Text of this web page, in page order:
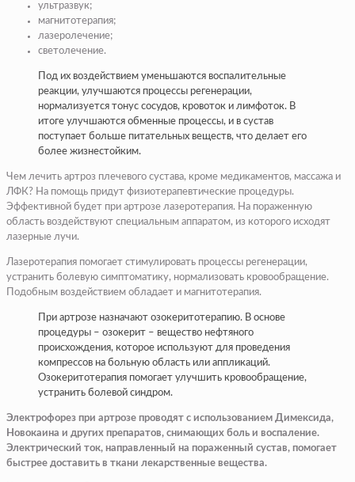
ультразвук;
магнитотерапия;
лазеролечение;
светолечение.
Под их воздействием уменьшаются воспалительные
реакции, улучшаются процессы регенерации,
нормализуется тонус сосудов, кровоток и лимфоток. В
итоге улучшаются обменные процессы, и в сустав
поступает больше питательных веществ, что делает его
более жизнестойким.
Чем лечить артроз плечевого сустава, кроме медикаментов, массажа и
ЛФК? На помощь придут физиотерапевтические процедуры.
Эффективной будет при артрозе лазеротерапия. На пораженную
область воздействуют специальным аппаратом, из которого исходят
лазерные лучи.
Лазеротерапия помогает стимулировать процессы регенерации,
устранить болевую симптоматику, нормализовать кровообращение.
Подобным воздействием обладает и магнитотерапия.
При артрозе назначают озокеритотерапию. В основе
процедуры – озокерит – вещество нефтяного
происхождения, которое используют для проведения
компрессов на больную область или аппликаций.
Озокеритотерапия помогает улучшить кровообращение,
устранить болевой синдром.
Электрофорез при артрозе проводят с использованием Димексида,
Новокаина и других препаратов, снимающих боль и воспаление.
Электрический ток, направленный на пораженный сустав, помогает
быстрее доставить в ткани лекарственные вещества.